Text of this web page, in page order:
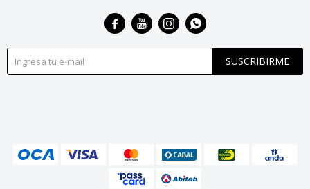
SUSCRIBIRME
   